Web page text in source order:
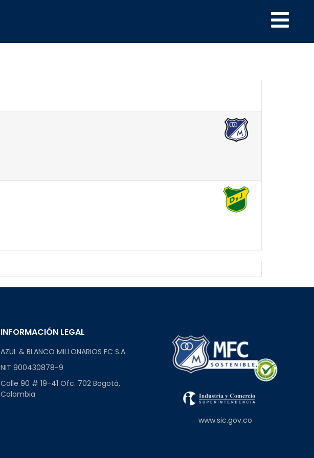
INFORMACIÓN LEGAL
AZUL & BLANCO MILLONARIOS FC S.A.
NIT 900430878-9
Calle 90 # 19-41 Ofc. 702 Bogotá,
Colombia
www.sic.gov.co